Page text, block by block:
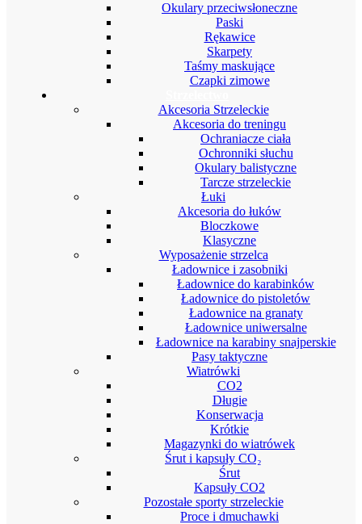
Okulary przeciwsłoneczne
Paski
Rękawice
Skarpety
Taśmy maskujące
Czapki zimowe
Akcesoria Strzeleckie
Akcesoria do treningu
Ochraniacze ciała
Ochronniki słuchu
Okulary balistyczne
Tarcze strzeleckie
Łuki
Akcesoria do łuków
Bloczkowe
Klasyczne
Wyposażenie strzelca
Ładownice i zasobniki
Ładownice do karabinków
Ładownice do pistoletów
Ładownice na granaty
Ładownice uniwersalne
Ładownice na karabiny snajperskie
Pasy taktyczne
Wiatrówki
CO2
Długie
Konserwacja
Krótkie
Magazynki do wiatrówek
Śrut i kapsuły CO₂
Śrut
Kapsuły CO2
Pozostałe sporty strzeleckie
Proce i dmuchawki